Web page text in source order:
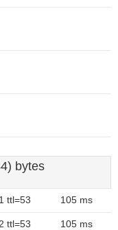
bytes
ttl=53 105 ms
ttl=53 105 ms